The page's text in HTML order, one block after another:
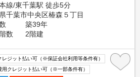
線/東千葉駅 徒歩5分
千葉市中央区椿森５丁目
築39年
数
2階建
レジット払い可（※保証会社利用等条件有）
用クレジット払い可（※一部条件有）